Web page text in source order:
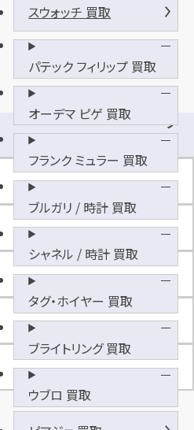
ウ
ェ
デ
長
泉
地
駐
車
スウォッチ 買取
パテック フィリップ 買取
オーデマ ピゲ 買取
フランク ミュラー 買取
ブルガリ / 時計 買取
シャネル / 時計 買取
タグ・ホイヤー 買取
ブライトリング 買取
ウブロ 買取